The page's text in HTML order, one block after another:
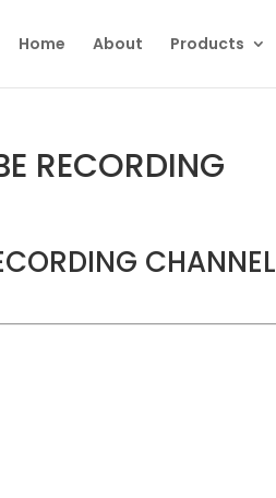
Home About Products
RECORDING
CHANNEL